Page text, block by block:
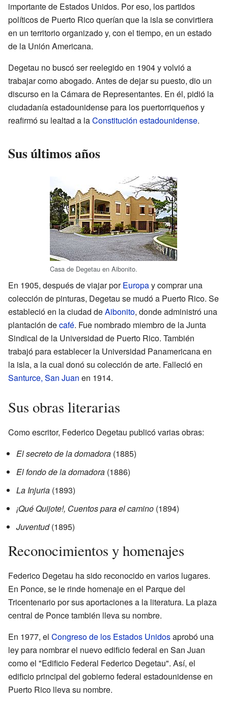
importante de Estados Unidos. Por eso, los partidos
políticos de Puerto Rico querían que la isla se convirtiera
en un territorio organizado y, con el tiempo, en un estado
de la Unión Americana.
Degetau no buscó ser reelegido en 1904 y volvió a
trabajar como abogado. Antes de dejar su puesto, dio un
discurso en la Cámara de Representantes. En él, pidió la
ciudadanía estadounidense para los puertorriqueños y
reafirmó su lealtad a laConstitución estadounidense.
Sus últimos años
Casa de Degetau en Aibonito.
En 1905, después de viajar porEuropay comprar una
colección de pinturas, Degetau se mudó a Puerto Rico. Se
estableció en la ciudad deAibonito, donde administró una
plantación decafé. Fue nombrado miembro de la Junta
Sindical de la Universidad de Puerto Rico. También
trabajó para establecer la Universidad Panamericana en
la isla, a la cual donó su colección de arte. Falleció en
Santurce, San Juan en 1914.
Sus obras literarias
Como escritor, Federico Degetau publicó varias obras:
El secreto de la domadora (1885)
El fondo de la domadora (1886)
La Injuria (1893)
¡Qué Quijote!, Cuentos para el camino (1894)
Juventud(1895)
Reconocimientos y homenajes
Federico Degetau ha sido reconocido en varios lugares.
En Ponce, se le rinde homenaje en el Parque del
Tricentenario por sus aportaciones a la literatura. La plaza
central de Ponce también lleva su nombre.
En 1977, el Congreso de los Estados Unidosaprobó una
ley para nombrar el nuevo edificio federal en San Juan
como el "Edificio Federal Federico Degetau". Así, el
edificio principal del gobierno federal estadounidense en
Puerto Rico lleva su nombre.